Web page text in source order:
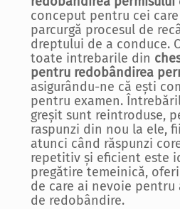
conceput pentru cei
parcurgă procesul de
dreptului de a conduce.
toate intrebarile din
pentru redobândirea
asigurându-ne că ești
pentru examen.
greșit sunt reintroduse,
raspunzi din nou la ele,
atunci când răspunzi
repetitiv și eficient este
pregătire temeinică,
de care ai nevoie pentru
de redobândire.